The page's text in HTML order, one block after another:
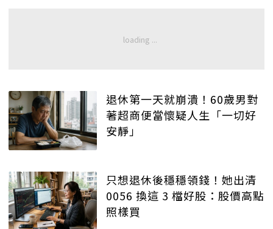
退休第一天就崩潰！60歲男對
著超商便當懷疑人生「一切好
安靜」
只想退休後穩穩領錢！她出清
0056 換這 3 檔好股：股價高點
照樣買